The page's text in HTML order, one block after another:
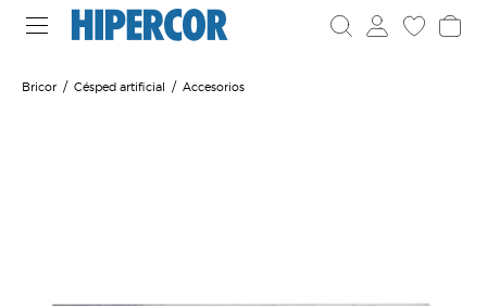
Bricor Césped artificial Accesorios